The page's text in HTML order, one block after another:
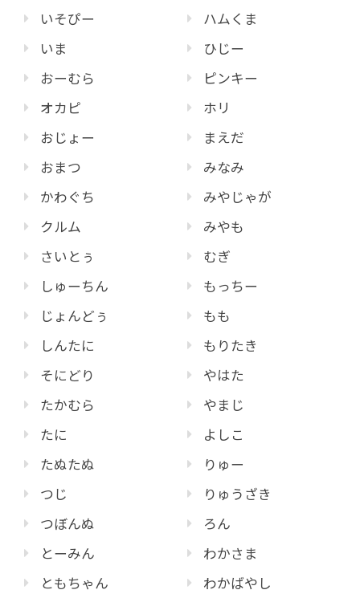
いそぴー
いま
おーむら
オカピ
おじょー
おまつ
かわぐち
クルム
さいとぅ
しゅーちん
じょんどぅ
しんたに
そにどり
たかむら
たに
たぬたぬ
つじ
つぼんぬ
とーみん
ともちゃん
ハムくま
ひじー
ピンキー
ホリ
まえだ
みなみ
みやじゃが
みやも
むぎ
もっちー
もも
もりたき
やはた
やまじ
よしこ
りゅー
りゅうざき
ろん
わかさま
わかばやし